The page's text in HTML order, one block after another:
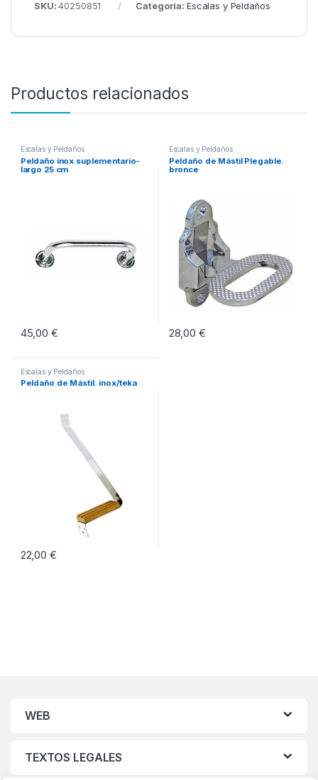
SKU:40250851 Categoría: Escalas y Peldaños
Productos relacionados
Escalas y Peldaños
Peldaño inox suplementario-
largo 25 cm
45,00 €
Escalas y Peldaños
Peldaño de Mástil Plegable.
bronce
28,00 €
Escalas y Peldaños
Peldaño de Mástil. inox/teka
22,00 €
WEB
TEXTOS LEGALES